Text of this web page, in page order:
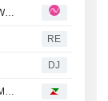
Nestlé: Nestlé H1 GJ26: Volumengetriebene Überraschung nach oben und Wassers-JV vereinbart
RE
DJ
Analystenempfehlungen: Drägerwerk, Lindt, Swatch, Amcor, Coreweave, JPMorgan Chase…